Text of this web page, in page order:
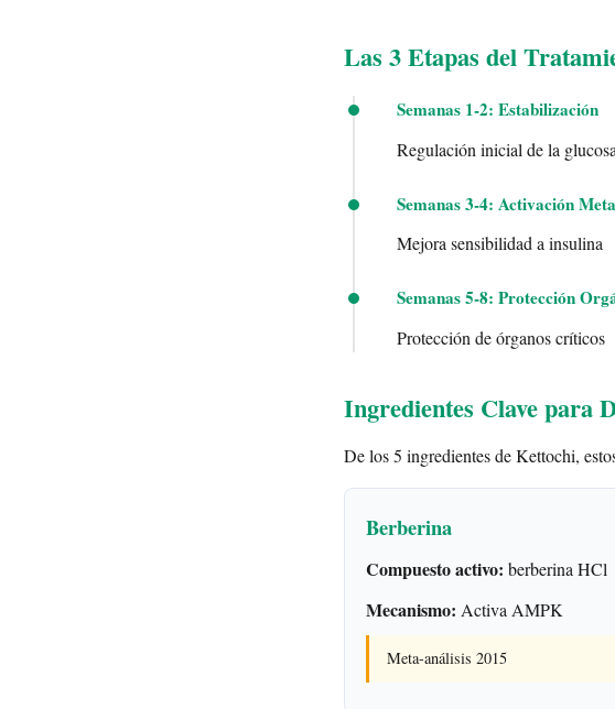
Las 3 Etapas del
Semanas 1-2: Estabilización
Regulación inicial de la glucosa
Semanas 3-4: Activación
Mejora sensibilidad a insulina
Semanas 5-8: Protección
Protección de órganos críticos
Ingredientes Clave para
De los 5 ingredientes de Kettochi,
Berberina
Compuesto activo: berberina HCl
Mecanismo: Activa AMPK
Meta-análisis 2015